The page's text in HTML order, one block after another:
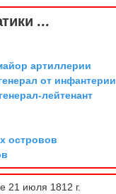
...
артиллерии
от инфантерии
лейтенант
островов
21 июля 1812 г.